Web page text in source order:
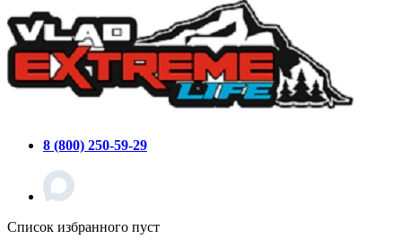
8 (800) 250-59-29
Список избранного пуст